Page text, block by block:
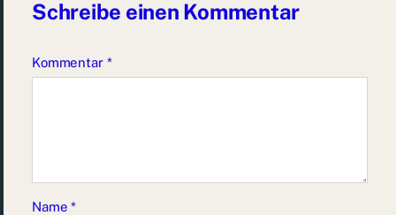
Schreibe einen Kommentar
Kommentar *
Name*